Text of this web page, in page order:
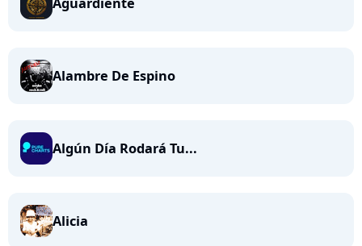
Alambre De Espino
Algún Día Rodará Tu...
Alicia